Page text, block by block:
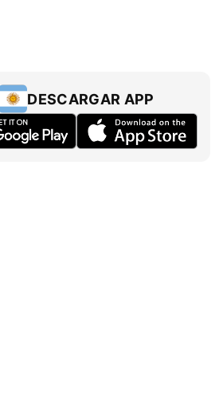
DESCARGAR APP